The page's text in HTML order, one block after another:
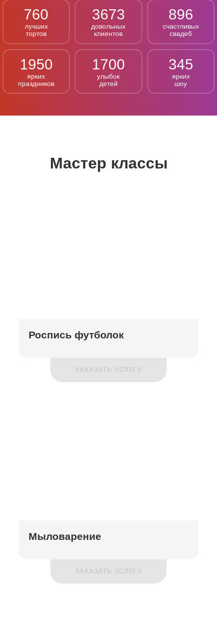
760
лучших
тортов
3673
довольных
клиентов
896
счастливых
свадеб
1950
ярких
праздников
1700
улыбок
детей
345
ярких
шоу
Мастер классы
Роспись футболок
ЗАКАЗАТЬ УСЛУГУ
Мыловарение
ЗАКАЗАТЬ УСЛУГУ